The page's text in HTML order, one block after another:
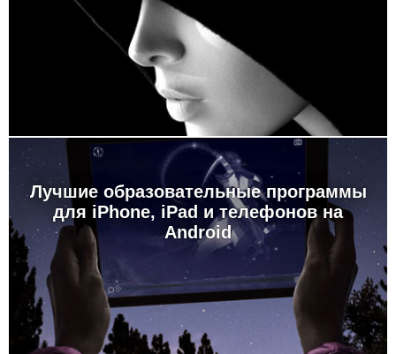
Лучшие образовательные программы
для iPhone, iPad и телефонов на
Android